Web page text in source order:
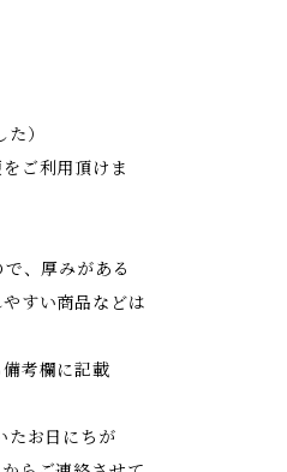
）
ご利用頂けま
、厚みがある
すい商品などは
考欄に記載
たお日にちが